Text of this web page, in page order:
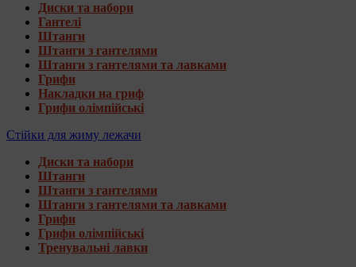
Диски та набори
Гантелі
Штанги
Штанги з гантелями
Штанги з гантелями та лавками
Грифи
Накладки на гриф
Грифи олімпійські
Стійки для жиму лежачи
Диски та набори
Штанги
Штанги з гантелями
Штанги з гантелями та лавками
Грифи
Грифи олімпійські
Тренувальні лавки